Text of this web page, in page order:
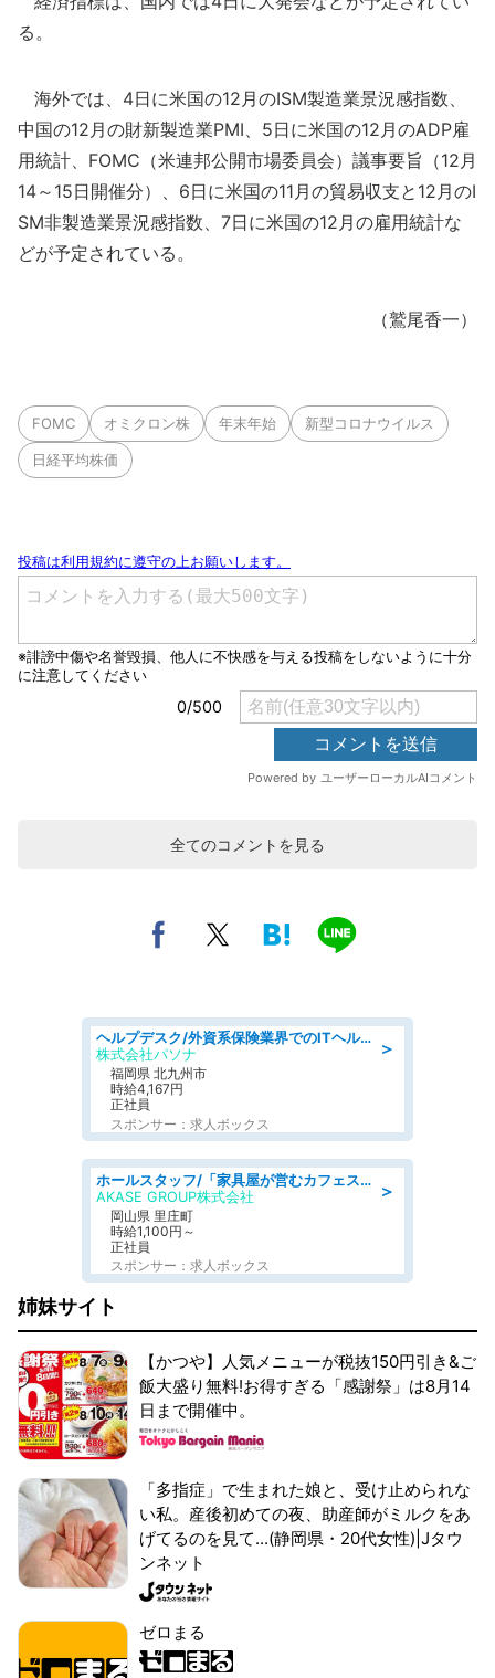
る。
海外では、4日に米国の12月のISM製造業景況感指数、
中国の12月の財新製造業PMI、5日に米国の12月のADP雇
用統計、FOMC（米連邦公開市場委員会）議事要旨（12月
14～15日開催分）、6日に米国の11月の貿易収支と12月のI
SM非製造業景況感指数、7日に米国の12月の雇用統計な
どが予定されている。
（鷲尾香一）
FOMC オミクロン株 年末年始 新型コロナウイルス
日経平均株価
全てのコメントを見る
＞
ヘルプデスク/外資系保険業界でのITヘルプデスク業務/駅近/即日勤務可/ヘルプデスク
株式会社パソナ
福岡県 北九州市
時給4,167円
正社員
スポンサー：求人ボックス
＞
ホールスタッフ/「家具屋が営むカフェスタッフ!」週2日～OK!嬉しいまかない付き/岡山県/浅口郡里庄町
AKASE GROUP株式会社
岡山県 里庄町
時給1,100円～
正社員
スポンサー：求人ボックス
姉妹サイト
【かつや】人気メニューが税抜150円引き&ご
飯大盛り無料!お得すぎる「感謝祭」は8月14
日まで開催中。
「多指症」で生まれた娘と、受け止められな
い私。産後初めての夜、助産師がミルクをあ
げてるのを見て...(静岡県・20代女性)|Jタウ
ンネット
ゼロまる